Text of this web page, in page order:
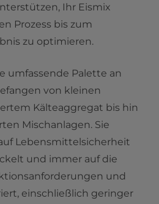
Ihr Eismix
Prozess bis zum
zu optimieren.
umfassende Palette an
von kleinen
Kälteaggregat bis hin
Mischanlagen. Sie
Lebensmittelsicherheit
und immer auf die
und
einschließlich geringer